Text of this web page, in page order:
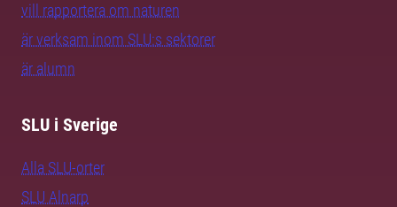
vill rapportera om naturen
är verksam inom SLU:s sektorer
är alumn
SLU i Sverige
Alla SLU-orter
SLU Alnarp